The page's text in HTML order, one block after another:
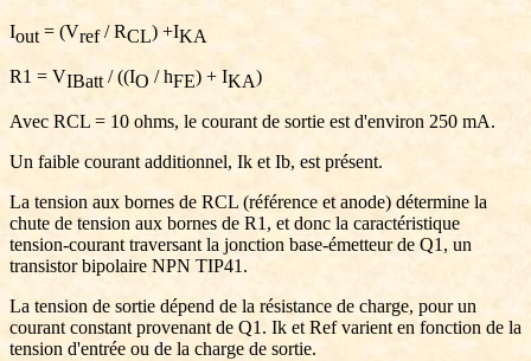
Iout = (Vref/ RCL) +IKA
R1 = VIBatt / ((IO /hFE) + IKA)
Avec RCL = 10 ohms, le courant de sortie est d'environ 250 mA.
Un faible courant additionnel, Ik et Ib, est présent.
La tension aux bornes de RCL (référence et anode) détermine la
chute de tension aux bornes de R1, et donc la caractéristique
tension-courant traversant la jonction base-émetteur de Q1, un
transistor bipolaire NPN TIP41.
La tension de sortie dépend de la résistance de charge, pour un
courant constant provenant de Q1. Ik et Ref varient en fonction de la
tension d'entrée ou de la charge de sortie.